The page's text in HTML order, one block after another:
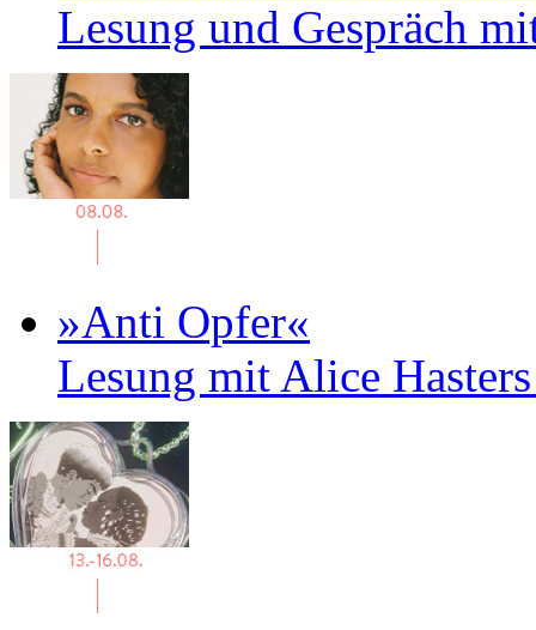
Lesung und Gespräch
»Anti Opfer«
Lesung mit Alice